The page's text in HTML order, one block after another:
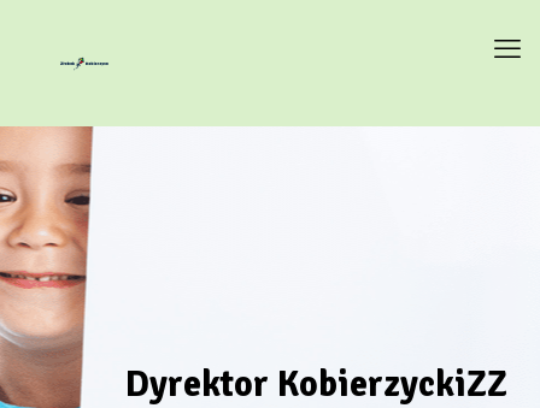
Dyrektor KobierzyckiZZ